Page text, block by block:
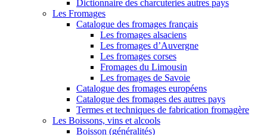
Dictionnaire des charcuteries autres pays
Les Fromages
Catalogue des fromages français
Les fromages alsaciens
Les fromages d’Auvergne
Les fromages corses
Fromages du Limousin
Les fromages de Savoie
Catalogue des fromages européens
Catalogue des fromages des autres pays
Termes et techniques de fabrication fromagère
Les Boissons, vins et alcools
Boisson (généralités)